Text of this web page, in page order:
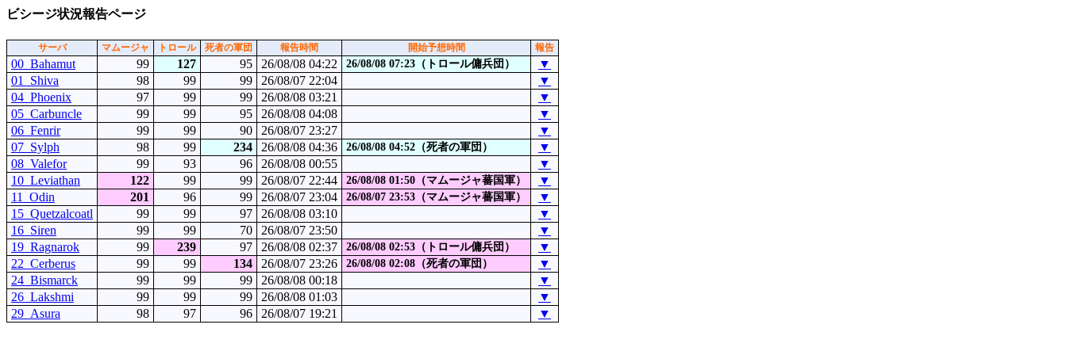
ビシージ状況報告ページ
サーバ マムージャ トロール 死者の軍団 報告時間 開始予想時間 報告
00_Bahamut 99 127 95 26/08/08 04:22 26/08/08 07:23（トロール傭兵団）
▼
01_Shiva
98 99 99 26/08/07 22:04
▼
04_Phoenix
97 99 99 26/08/08 03:21
▼
05_Carbuncle
99 99 95 26/08/08 04:08
▼
06_Fenrir
99 99 90 26/08/07 23:27
▼
07_Sylph
98 99 234 26/08/08 04:36 26/08/08 04:52（死者の軍団）
▼
08_Valefor
99 93 96 26/08/08 00:55
▼
10_Leviathan
122 99 99 26/08/07 22:44 26/08/08 01:50（マムージャ蕃国軍）
▼
11_Odin
201 96 99 26/08/07 23:04 26/08/07 23:53（マムージャ蕃国軍）
▼
15_Quetzalcoatl
99 99 97 26/08/08 03:10
▼
16_Siren
99 99 70 26/08/07 23:50
▼
19_Ragnarok
99 239 97 26/08/08 02:37 26/08/08 02:53（トロール傭兵団）
▼
22_Cerberus
99 99 134 26/08/07 23:26 26/08/08 02:08（死者の軍団）
▼
24_Bismarck
99 99 99 26/08/08 00:18
▼
26_Lakshmi
99 99 99 26/08/08 01:03
▼
29_Asura
98 97 96 26/08/07 19:21 ▼